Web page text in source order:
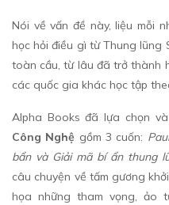
Nói về vấn đề này, liệu mỗi
học hỏi điều gì từ Thung
toàn cầu, từ lâu đã trở thành
các quốc gia khác học tập
Alpha Books đã lựa chọn
Công Nghệ gồm 3 cuốn:
bẩn và Giải mã bí ẩn thung
câu chuyện về tấm gương
họa những tham vọng, ảo